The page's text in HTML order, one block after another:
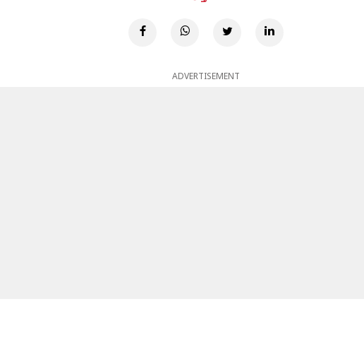
ADVERTISEMENT